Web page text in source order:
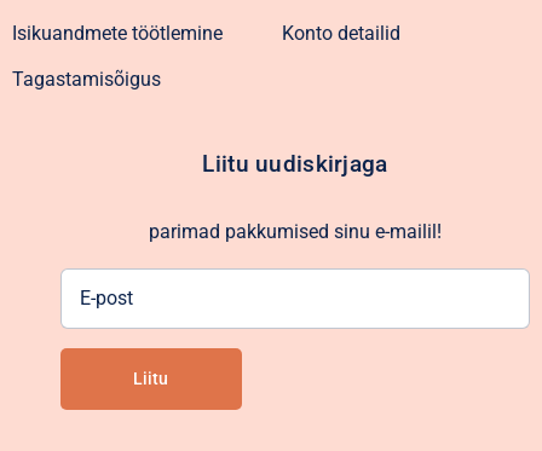
Isikuandmete töötlemine
Tagastamisõigus
Konto detailid
Liitu uudiskirjaga
parimad pakkumised sinu e-mailil!
Liitu